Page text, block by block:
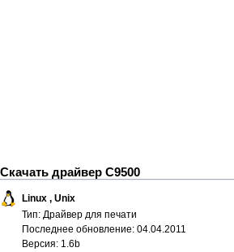
Скачать драйвер C9500
Linux , Unix
Тип: Драйвер для печати
Последнее обновление: 04.04.2011
Версия: 1.6b